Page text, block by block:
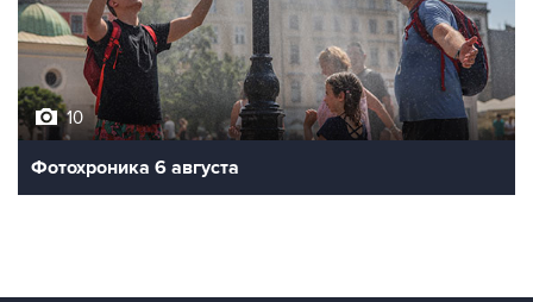
10
Фотохроника 6 августа